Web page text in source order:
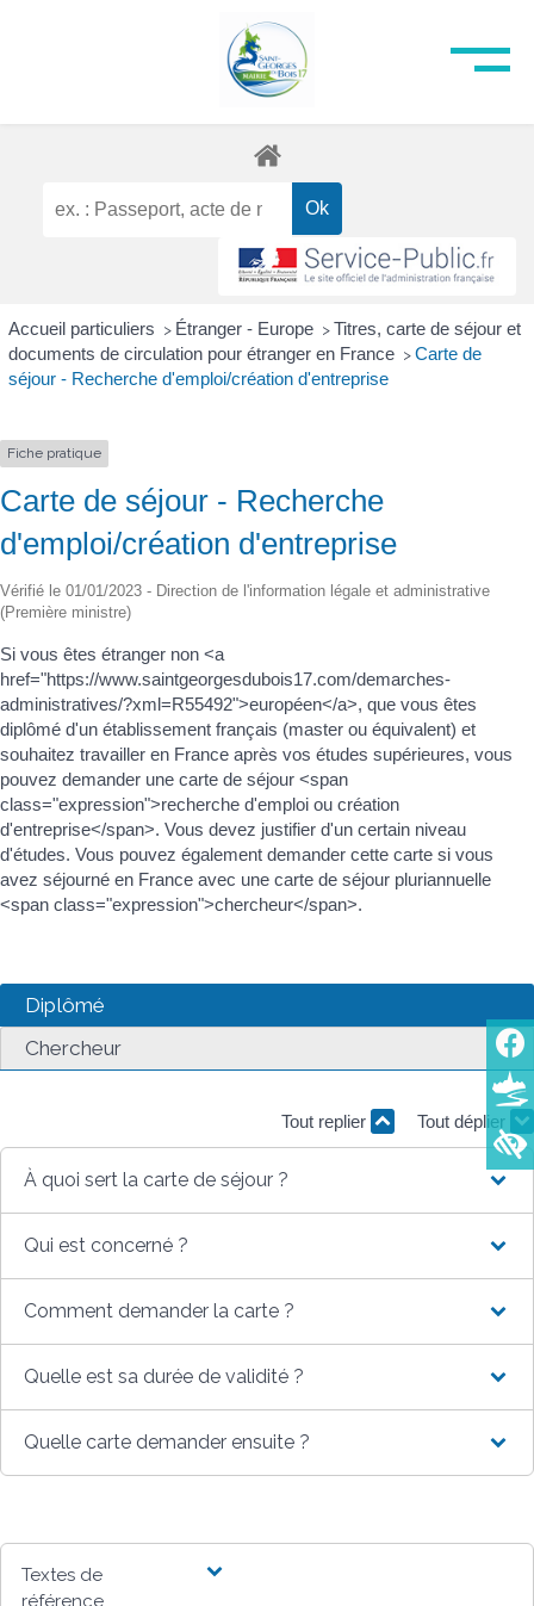
Accueil particuliers > Étranger - Europe > Titres, carte de séjour et
documents de circulation pour étranger en France > Carte de
séjour - Recherche d'emploi/création d'entreprise
Fiche pratique
Carte de séjour - Recherche
d'emploi/création d'entreprise
Vérifié le 01/01/2023 - Direction de l'information légale et administrative
(Première ministre)
Si vous êtes étranger non <a
href="https://www.saintgeorgesdubois17.com/demarches-
administratives/?xml=R55492">européen</a>, que vous êtes
diplômé d'un établissement français (master ou équivalent) et
souhaitez travailler en France après vos études supérieures, vous
pouvez demander une carte de séjour <span
class="expression">recherche d'emploi ou création
d'entreprise</span>. Vous devez justifier d'un certain niveau
d'études. Vous pouvez également demander cette carte si vous
avez séjourné en France avec une carte de séjour pluriannuelle
<span class="expression">chercheur</span>.
Diplômé
Chercheur
Tout replier Tout déplier
À quoi sert la carte de séjour ?
Qui est concerné ?
Comment demander la carte ?
Quelle est sa durée de validité ?
Quelle carte demander ensuite ?
Textes de
référence